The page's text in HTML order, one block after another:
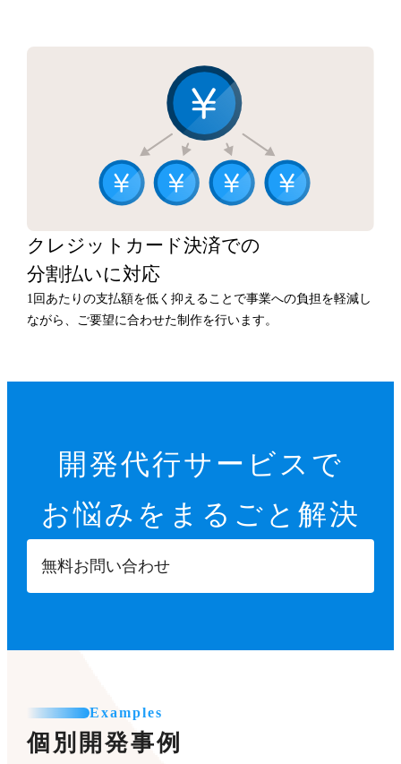
クレジットカード決済での
分割払いに対応
1回あたりの支払額を低く抑えることで事業への負担を軽減し
ながら、ご要望に合わせた制作を行います。
開発代行サービスで
お悩みをまるごと解決
無料お問い合わせ
Examples
個別開発事例